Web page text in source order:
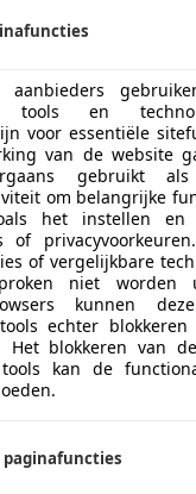
€ 9.490
km - Brandstof
€ 10.490
tools en
voor essentiële
van de website
gebruikt
om belangrijke
het instellen en
of
of vergelijkbare
niet worden
kunnen
echter
Het blokkeren van
tools kan de
paginafuncties